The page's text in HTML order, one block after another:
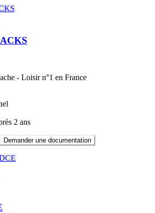
- Loisir n°1 en France
2 ans
Demander une documentation